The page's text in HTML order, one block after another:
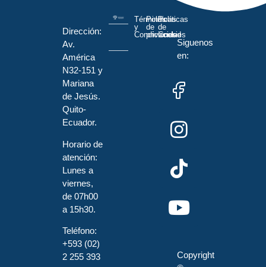
Dirección:
Av.
América
N32-151 y
Mariana
de Jesús.
Quito-
Ecuador.
Horario de
atención:
Lunes a
viernes,
de 07h00
a 15h30.
Teléfono:
+593 (02)
2 255 393
Términos
y
Condiciones
Políticas
de
privacidad
Políticas
de
Cookies
Siguenos
en:
Copyright